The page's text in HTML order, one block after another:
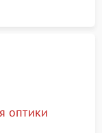
оптики